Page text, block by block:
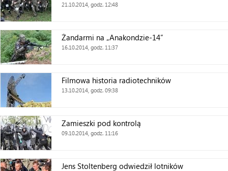
21.10.2014, godz. 12:48
Żandarmi na „Anakondzie-14”
16.10.2014, godz. 11:37
Filmowa historia radiotechników
13.10.2014, godz. 09:38
Zamieszki pod kontrolą
09.10.2014, godz. 11:16
Jens Stoltenberg odwiedził lotników